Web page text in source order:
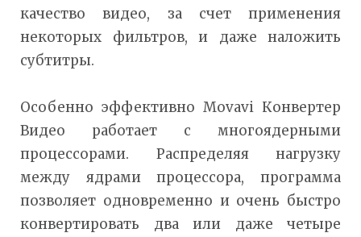
качество видео, за счет применения
некоторых фильтров, и даже наложить
субтитры.
Особенно эффективно Movavi Конвертер
Видео работает с многоядерными
процессорами. Распределяя нагрузку
между ядрами процессора, программа
позволяет одновременно и очень быстро
конвертировать два или даже четыре